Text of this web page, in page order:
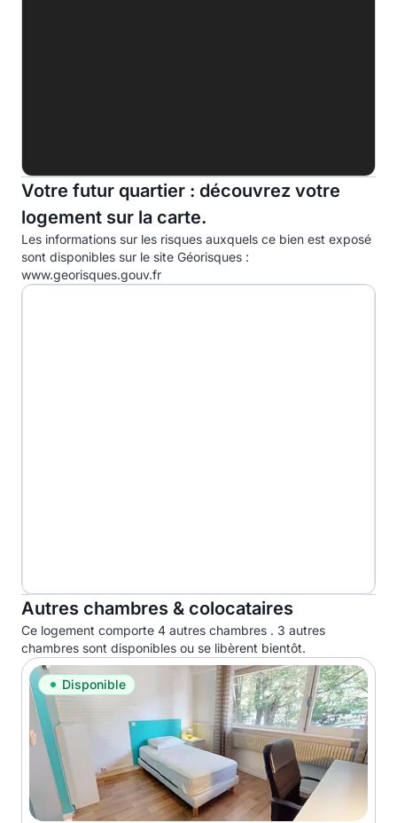
C
D
E
F
Votre futur quartier : découvrez votre
logement sur la carte.
Les informations sur les risques auxquels ce bien est exposé
sont disponibles sur le site Géorisques :
www.georisques.gouv.fr
Autres chambres & colocataires
Ce logement comporte 4 autres chambres . 3 autres
chambres sont disponibles ou se libèrent bientôt.
Disponible